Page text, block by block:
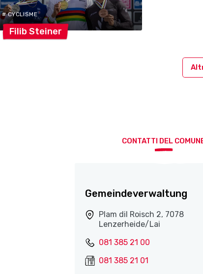
# CYCLISME
Filib Steiner
CONTATTI DEL
Gemeindeverwaltung
Plam dil Roisch 2, 7078
Lenzerheide/Lai
081 385 21 00
081 385 21 01